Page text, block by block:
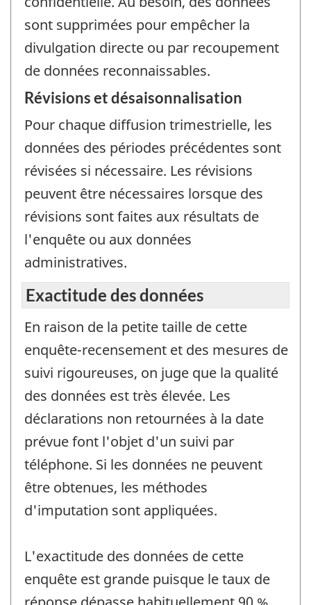
sont supprimées pour empêcher la
divulgation directe ou par recoupement
de données reconnaissables.
Révisions et désaisonnalisation
Pour chaque diffusion trimestrielle, les
données des périodes précédentes sont
révisées si nécessaire. Les révisions
peuvent être nécessaires lorsque des
révisions sont faites aux résultats de
l'enquête ou aux données
administratives.
Exactitude des données
En raison de la petite taille de cette
enquête-recensement et des mesures de
suivi rigoureuses, on juge que la qualité
des données est très élevée. Les
déclarations non retournées à la date
prévue font l'objet d'un suivi par
téléphone. Si les données ne peuvent
être obtenues, les méthodes
d'imputation sont appliquées.
L'exactitude des données de cette
enquête est grande puisque le taux de